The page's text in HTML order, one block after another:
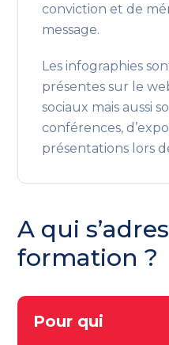
conviction et de
message.
Les infographies
présentes sur le
sociaux mais aussi
conférences,
présentations lors
A qui
formation ?
Pour qui